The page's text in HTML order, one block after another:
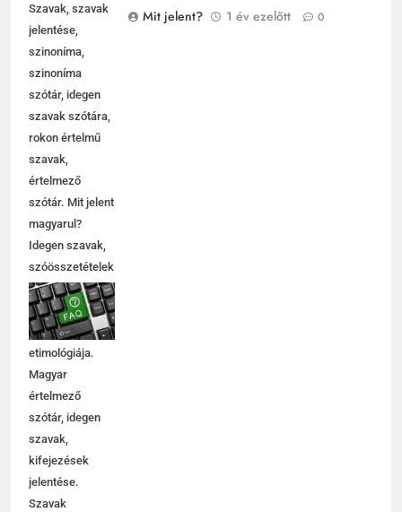
Szavak, szavak
jelentése,
szinoníma,
szinoníma
szótár, idegen
szavak szótára,
rokon értelmű
szavak,
értelmező
szótár. Mit jelent
magyarul?
Idegen szavak,
szóösszetételek
jelentése,
magyarázata,
használata,
etimológiája.
Magyar
értelmező
szótár, idegen
szavak,
kifejezések
jelentése.
Szavak
Mit jelent?
1 év ezelőtt 0